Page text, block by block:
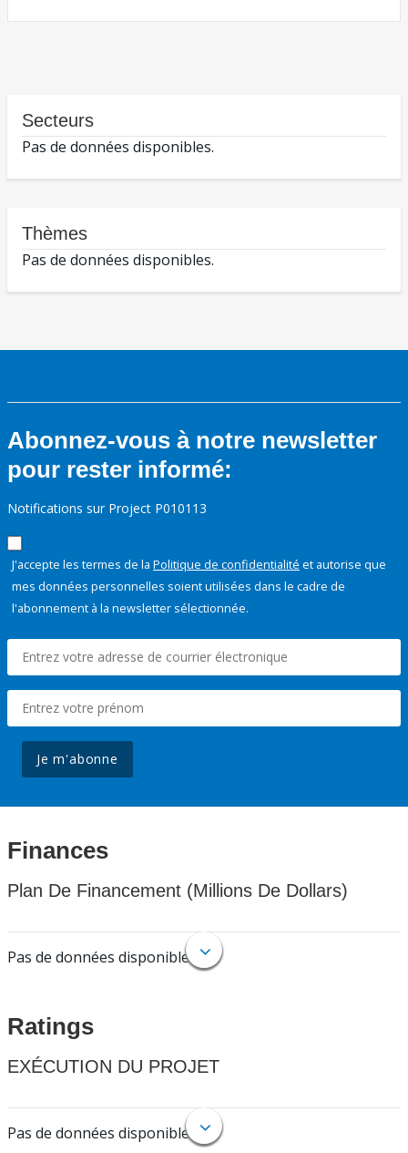
Secteurs
Pas de données disponibles.
Thèmes
Pas de données disponibles.
Abonnez-vous à notre newsletter
pour rester informé:
Notifications sur Project P010113
J'accepte les termes de la Politique de confidentialité et autorise que
mes données personnelles soient utilisées dans le cadre de
l'abonnement à la newsletter sélectionnée.
Je m'abonne
Finances
Plan De Financement (Millions De Dollars)
Pas de données disponibles.
Ratings
EXÉCUTION DU PROJET
Pas de données disponibles.